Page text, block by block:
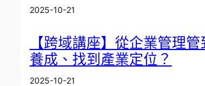
2025-10-21
【跨域講座】從企業管理
養成、找到產業定位？
2025-10-21